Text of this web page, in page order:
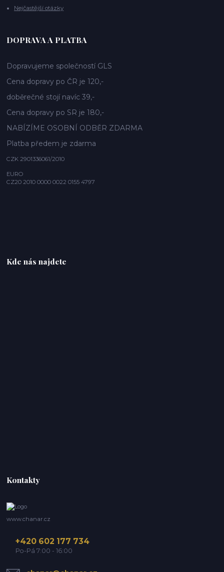
Nejčastější otázky
DOPRAVA A PLATBA
Dopravujeme společností GLS
Cena dopravy po ČR je 120,-
doběrečné stojí navíc 39,-
Cena dopravy po SR je 180,-
NABÍZÍME OSOBNÍ ODBĚR ZDARMA
Platba předem je zdarma
CZK 2901336061/2010
EURO
CZ20 2010 0000 0022 0155 4797
Kde nás najdete
Kontakty
www.chanar.cz
+420 602 177 734
Po-Pá 7:00 - 16:00